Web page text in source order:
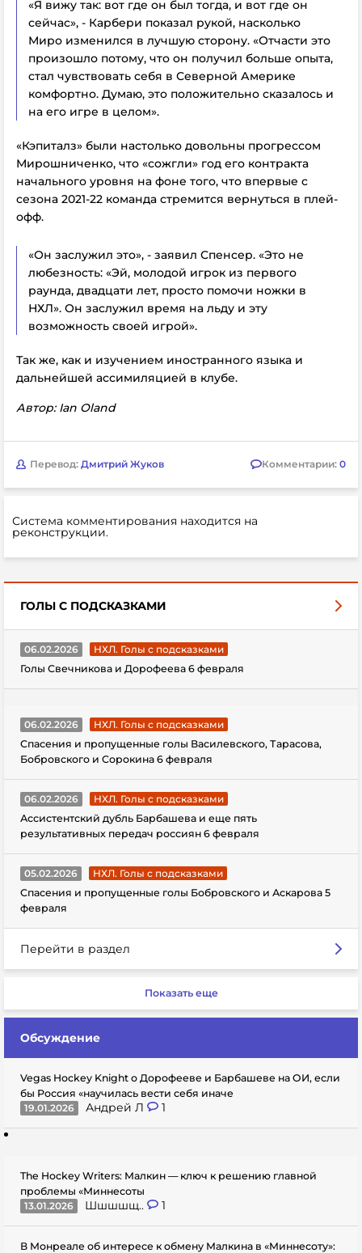
«Я вижу так: вот где он был тогда, и вот где он
сейчас», - Карбери показал рукой, насколько
Миро изменился в лучшую сторону. «Отчасти это
произошло потому, что он получил больше опыта,
стал чувствовать себя в Северной Америке
комфортно. Думаю, это положительно сказалось и
на его игре в целом».
«Кэпиталз» были настолько довольны прогрессом
Мирошниченко, что «сожгли» год его контракта
начального уровня на фоне того, что впервые с
сезона 2021-22 команда стремится вернуться в плей-
офф.
«Он заслужил это», - заявил Спенсер. «Это не
любезность: «Эй, молодой игрок из первого
раунда, двадцати лет, просто помочи ножки в
НХЛ». Он заслужил время на льду и эту
возможность своей игрой».
Так же, как и изучением иностранного языка и
дальнейшей ассимиляцией в клубе.
Автор: Ian Oland
Перевод: Дмитрий Жуков Комментарии: 0
Система комментирования находится на
реконструкции.
ГОЛЫ С ПОДСКАЗКАМИ
06.02.2026
НХЛ. Голы с подсказками
Голы Свечникова и Дорофеева 6 февраля
06.02.2026
НХЛ. Голы с подсказками
Спасения и пропущенные голы Василевского, Тарасова,
Бобровского и Сорокина 6 февраля
06.02.2026
НХЛ. Голы с подсказками
Ассистентский дубль Барбашева и еще пять
результативных передач россиян 6 февраля
05.02.2026
НХЛ. Голы с подсказками
Спасения и пропущенные голы Бобровского и Аскарова 5
февраля
Перейти в раздел
Показать еще
Обсуждение
Vegas Hockey Knight о Дорофееве и Барбашеве на ОИ, если
бы Россия «научилась вести себя иначе
19.01.2026
Андрей Л 1
The Hockey Writers: Малкин — ключ к решению главной
проблемы «Миннесоты
13.01.2026
Шшшшщ.. 1
В Монреале об интересе к обмену Малкина в «Миннесоту»: